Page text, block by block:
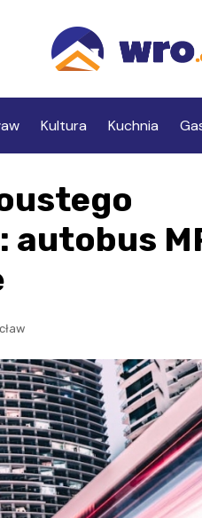
Kultura Kuchnia
autobus